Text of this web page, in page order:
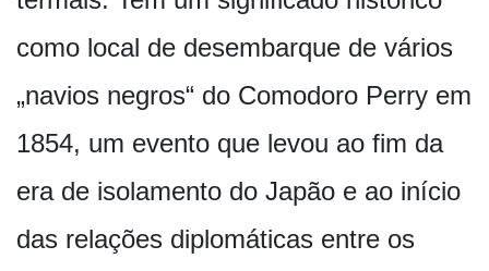
como local de desembarque de vários
„navios negros“ do Comodoro Perry em
1854, um evento que levou ao fim da
era de isolamento do Japão e ao início
das relações diplomáticas entre os